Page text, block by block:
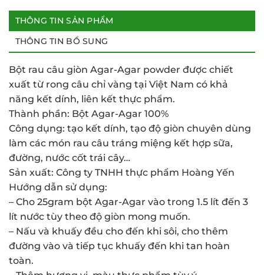
THÔNG TIN SẢN PHẨM
THÔNG TIN BỔ SUNG
Bột rau câu giòn Agar-Agar powder được chiết
xuất từ rong câu chỉ vàng tại Việt Nam có khả
năng kết dính, liên kết thực phẩm.
Thành phần: Bột Agar-Agar 100%
Công dụng: tạo kết dính, tạo độ giòn chuyên dùng
làm các món rau câu tráng miệng kết hợp sữa,
đường, nước cốt trái cây…
Sản xuất: Công ty TNHH thực phẩm Hoàng Yến
Hướng dẫn sử dụng:
– Cho 25gram bột Agar-Agar vào trong 1.5 lít đến 3
lít nước tùy theo độ giòn mong muốn.
– Nấu và khuấy đều cho đến khi sôi, cho thêm
đường vào và tiếp tục khuấy đến khi tan hoàn
toàn.